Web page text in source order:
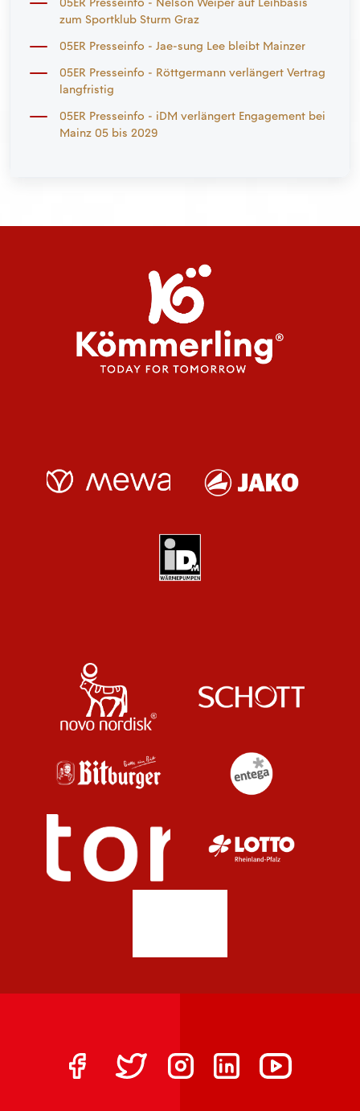
zum Sportklub Sturm Graz
05ER Presseinfo - Jae-sung Lee bleibt Mainzer
05ER Presseinfo - Röttgermann verlängert Vertrag
langfristig
05ER Presseinfo - iDM verlängert Engagement bei
Mainz 05 bis 2029